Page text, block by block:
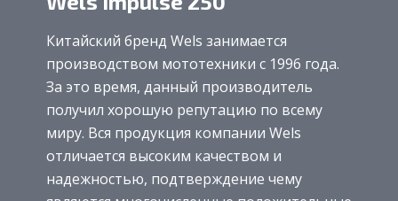
Китайский бренд Wels занимается
производством мототехники с 1996 года.
За это время, данный производитель
получил хорошую репутацию по всему
миру. Вся продукция компании Wels
отличается высоким качеством и
надежностью, подтверждение чему